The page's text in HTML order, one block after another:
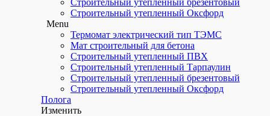
Строительный утепленный Оксфорд
Menu
Термомат электрический тип ТЭМС
Мат строительный для бетона
Строительный утепленный ПВХ
Строительный утепленный Тарпаулин
Строительный утепленный брезентовый
Строительный утепленный Оксфорд
Полога
Изменить